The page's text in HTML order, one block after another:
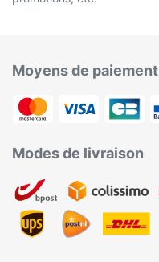
Moyens de paiement
Modes de livraison